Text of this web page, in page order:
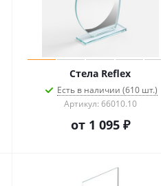
Стела Reflex
Есть в наличии (610 шт.)
Артикул: 66010.10
от 1 095 ₽